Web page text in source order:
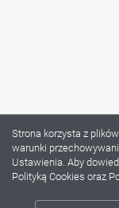
Strona korzysta z
warunki
Ustawienia. Aby
Polityką Cookies oraz